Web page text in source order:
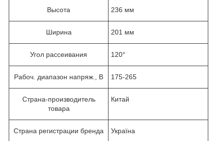
Высота 236 мм
Ширина 201 мм
Угол рассеивания 120°
Рабоч. диапазон напряж., В 175-265
Страна-производитель
товара
Китай
Страна регистрации бренда Україна